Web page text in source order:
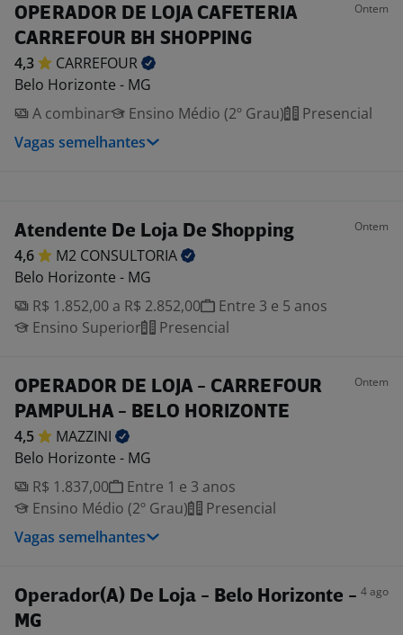
OPERADOR DE LOJA CAFETERIA
CARREFOUR BH SHOPPING
Ontem
4,3
CARREFOUR
Belo Horizonte - MG
A combinar
Ensino Médio (2º Grau)
Presencial
Vagas semelhantes
Atendente De Loja De Shopping Ontem
4,6 M2 CONSULTORIA
Belo Horizonte - MG
R$ 1.852,00 a R$ 2.852,00
Entre 3 e 5 anos
Ensino Superior
Presencial
OPERADOR DE LOJA - CARREFOUR
PAMPULHA - BELO HORIZONTE
Ontem
4,5
MAZZINI
Belo Horizonte - MG
R$ 1.837,00
Entre 1 e 3 anos
Ensino Médio (2º Grau)
Presencial
Vagas semelhantes
Operador(A) De Loja - Belo Horizonte -
MG
4 ago